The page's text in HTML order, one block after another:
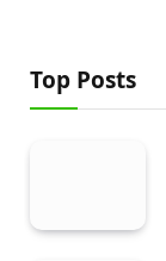
Top Posts